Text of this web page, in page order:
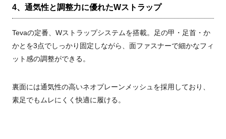
4、通気性と調整力に優れたWストラップ
Tevaの定番、Wストラップシステムを搭載。足の甲・足首・か
かとを3点でしっかり固定しながら、面ファスナーで細かなフィ
ット感の調整ができる。
裏面には通気性の高いネオプレーンメッシュを採用しており、
素足でもムレにくく快適に履ける。